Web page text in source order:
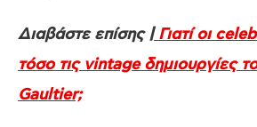
Διαβάστε επίσης |Γιατί οι
τόσο τις vintage δημιουργίες
Gaultier;